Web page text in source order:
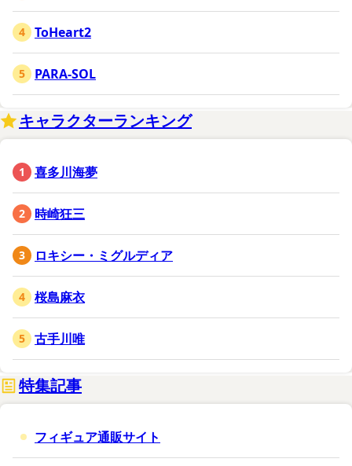
ToHeart2
PARA-SOL
キャラクターランキング
喜多川海夢
時崎狂三
ロキシー・ミグルディア
桜島麻衣
古手川唯
特集記事
フィギュア通販サイト